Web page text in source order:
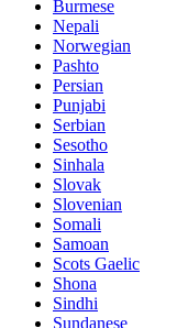
Burmese
Nepali
Norwegian
Pashto
Persian
Punjabi
Serbian
Sesotho
Sinhala
Slovak
Slovenian
Somali
Samoan
Scots Gaelic
Shona
Sindhi
Sundanese